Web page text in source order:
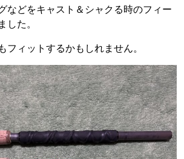
などをキャスト＆シャクる時のフィー
した。
フィットするかもしれません。